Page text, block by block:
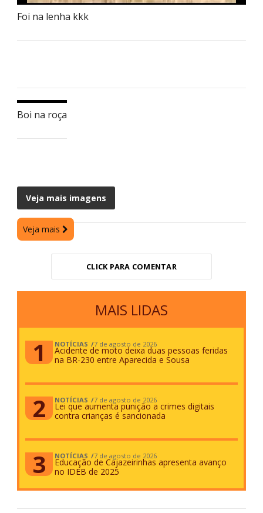
Foi na lenha kkk
Boi na roça
Veja mais imagens
Veja mais
CLICK PARA COMENTAR
MAIS LIDAS
NOTÍCIAS 7 de agosto de 2026
Acidente de moto deixa duas pessoas feridas
na BR-230 entre Aparecida e Sousa
NOTÍCIAS 7 de agosto de 2026
Lei que aumenta punição a crimes digitais
contra crianças é sancionada
NOTÍCIAS 7 de agosto de 2026
Educação de Cajazeirinhas apresenta avanço
no IDEB de 2025